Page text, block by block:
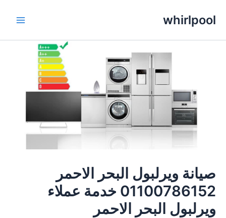
whirlpool
صيانة ويرلبول البحر الاحمر
01100786152 خدمة عملاء
ويرلبول البحر الاحمر